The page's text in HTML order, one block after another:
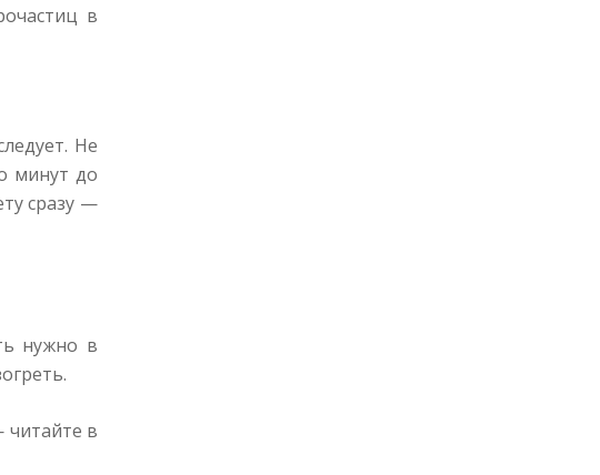
в
Не
минут до
сразу —
нужно в
в